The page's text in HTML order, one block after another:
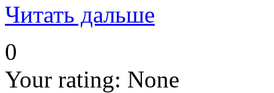
Читать дальше
0
Your rating: None